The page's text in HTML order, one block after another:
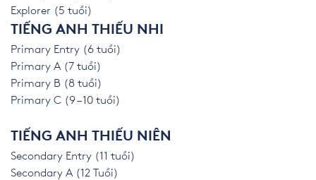
Explorer (5 tuổi)
TIẾNG ANH THIẾU NHI
Primary Entry (6 tuổi)
Primary A (7 tuổi)
Primary B (8 tuổi)
Primary C (9 – 10 tuổi)
TIẾNG ANH THIẾU NIÊN
Secondary Entry (11 tuổi)
Secondary A (12 Tuổi)